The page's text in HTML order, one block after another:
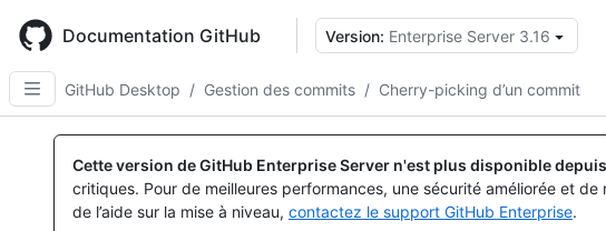
main
content
Documentation GitHub Version: Enterprise Server 3.16
GitHub Desktop / Gestion des commits / Cherry-picking d’un commit
Cette version de GitHub Enterprise Server n'est plus disponible
critiques. Pour de meilleures performances, une sécurité améliorée et de
de l’aide sur la mise à niveau, contactez le support GitHub Enterprise.